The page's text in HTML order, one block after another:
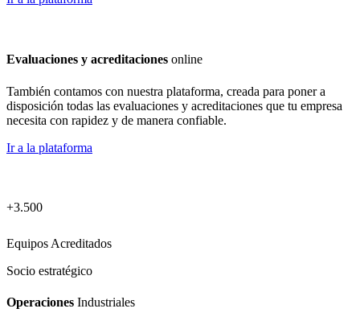
Evaluaciones y acreditaciones online
También contamos con nuestra plataforma, creada para poner a
disposición todas las evaluaciones y acreditaciones que tu empresa
necesita con rapidez y de manera confiable.
Ir a la plataforma
+3.500
Equipos Acreditados
Socio estratégico
Operaciones Industriales